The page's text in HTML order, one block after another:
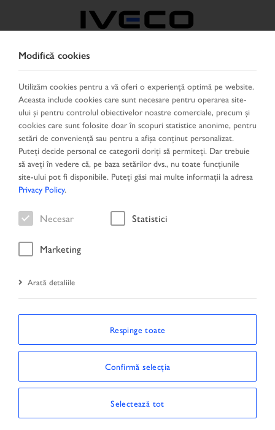
ROMÂNIA
SELECTEAZĂ ŢARA SCHIMBĂ LIMBA
Toggle
navigation
MENU
Vehicule
Modifică cookies
Utilizăm cookies pentru a vă oferi o experiență optimă pe website.
Aceasta include cookies care sunt necesare pentru operarea site-
ului și pentru controlul obiectivelor noastre comerciale, precum și
cookies care sunt folosite doar în scopuri statistice anonime, pentru
setări de conveniență sau pentru a afișa conținut personalizat.
Puteți decide personal ce categorii doriți să permiteți. Dar trebuie
să aveți în vedere că, pe baza setărilor dvs., nu toate funcțiunile
site-ului pot fi disponibile. Puteți găsi mai multe informații la adresa
Privacy Policy.
Necesar Statistici
Marketing
Arată detaliile
Respinge toate
Confirmă selecția
Selectează tot